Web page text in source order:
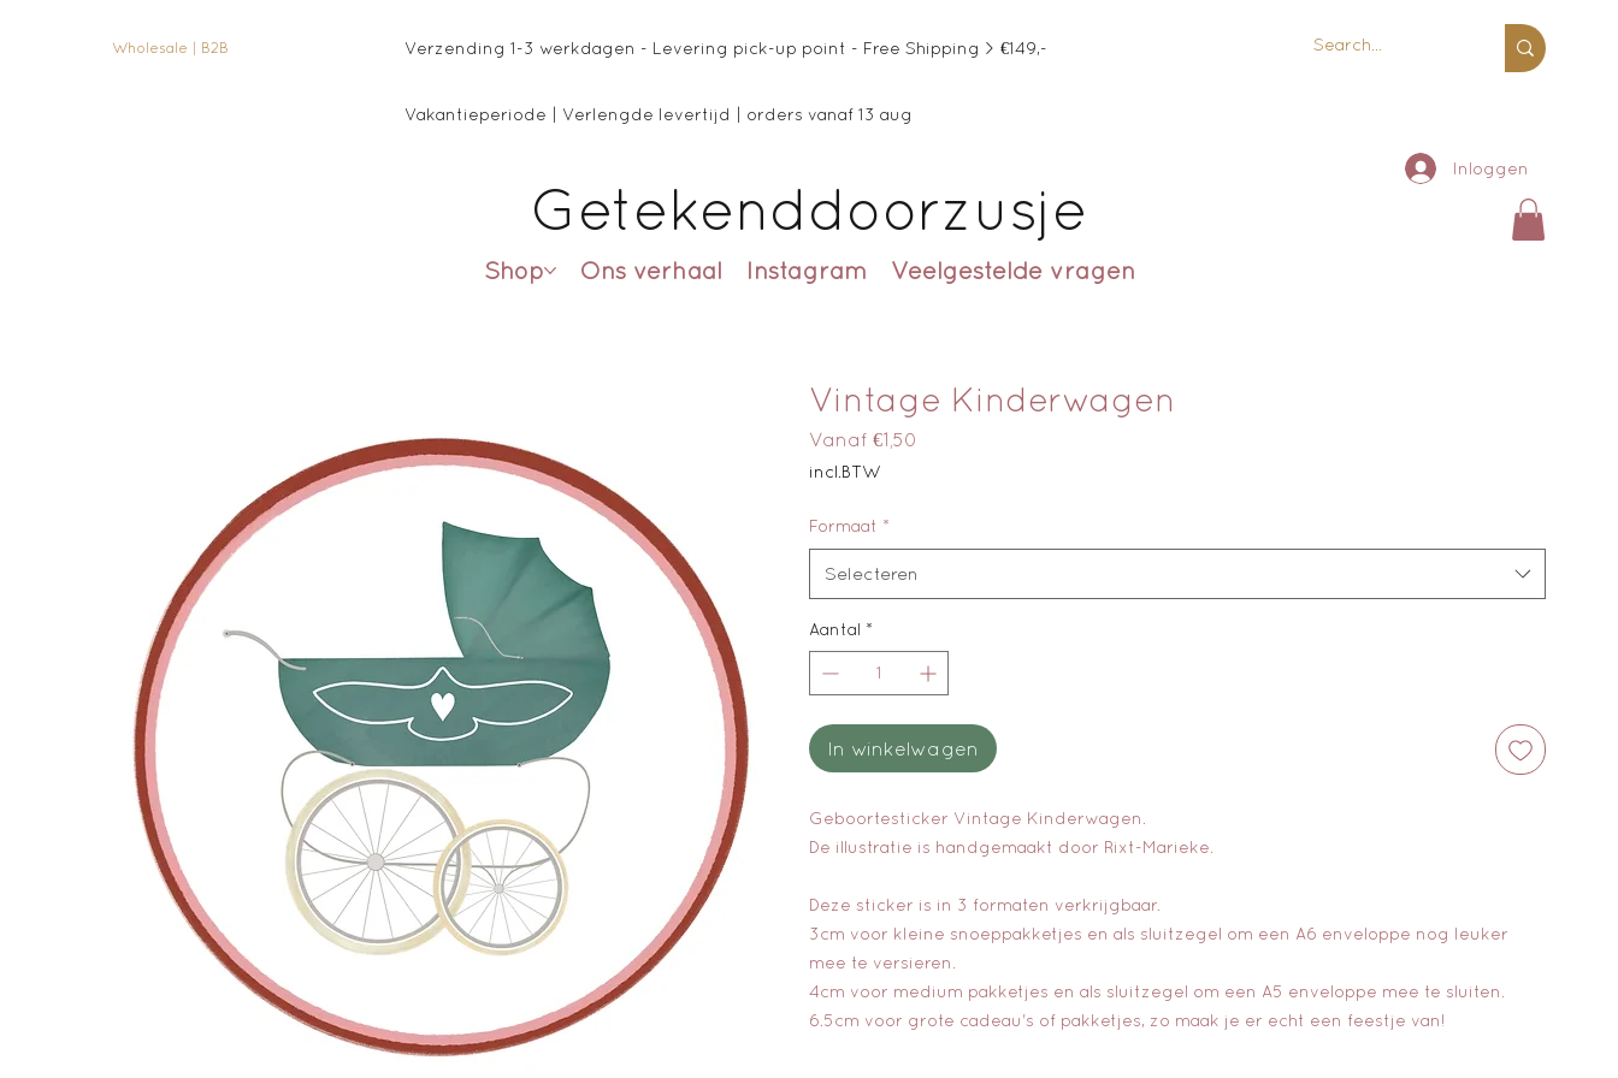
Verzending 1-3 werkdagen - Levering pick-up point - Free Shipping > €149,-
Wholesale | B2B
Vakantieperiode | Verlengde levertijd | orders vanaf 13 aug
Getekenddoorzusje
Inloggen
Shop Ons verhaal Instagram Veelgestelde vragen
Vintage Kinderwagen
Vanaf €1,50
incl.BTW
Formaat *
Selecteren
Aantal *
In winkelwagen
Geboortesticker Vintage Kinderwagen.
De illustratie is handgemaakt door Rixt-Marieke.
Deze sticker is in 3 formaten verkrijgbaar.
3cm voor kleine snoeppakketjes en als sluitzegel om een A6 enveloppe nog leuker
mee te versieren.
4cm voor medium pakketjes en als sluitzegel om een A5 enveloppe mee te sluiten.
6.5cm voor grote cadeau's of pakketjes, zo maak je er echt een feestje van!